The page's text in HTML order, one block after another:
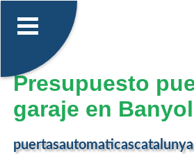
Presupuesto
garaje en